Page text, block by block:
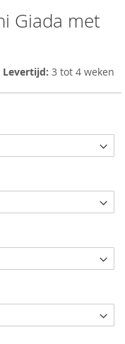
Giada met
Levertijd: 3 tot 4 weken